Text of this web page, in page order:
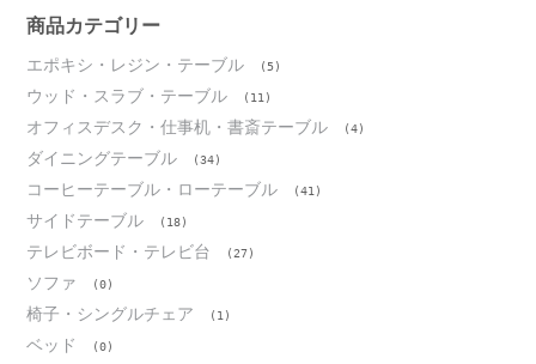
ブ
商品カテゴリー
エポキシ・レジン・テーブル (5)
ウッド・スラブ・テーブル (11)
オフィスデスク・仕事机・書斎テーブル (4)
ダイニングテーブル (34)
コーヒーテーブル・ローテーブル (41)
サイドテーブル (18)
テレビボード・テレビ台 (27)
ソファ (0)
椅子・シングルチェア (1)
ベッド (0)